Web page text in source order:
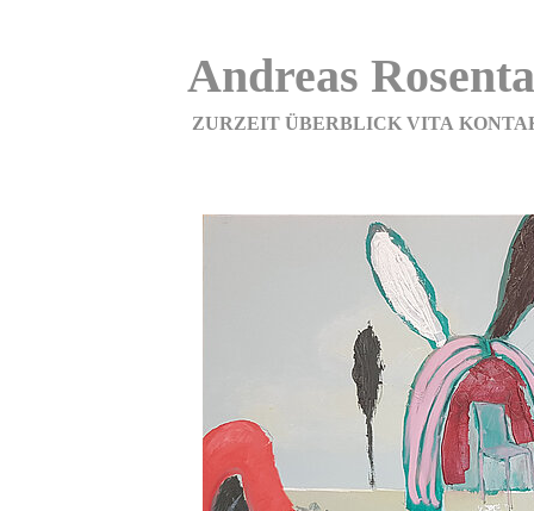
Andreas
ZURZEIT ÜBERBLICK VITA